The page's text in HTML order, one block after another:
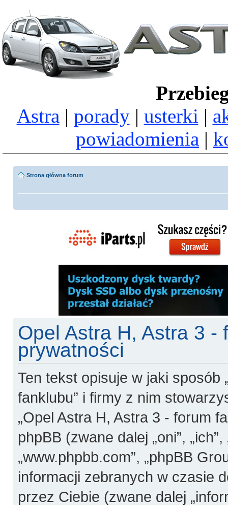
Astra | porady| usterki |
powiadomienia |
Strona główna forum
Opel Astra H, Astra 3 -
prywatności
Ten tekst opisuje w jaki sposób
fanklubu” i firmy z nim
„Opel Astra H, Astra 3 - forum
phpBB (zwane dalej „oni”,
„www.phpbb.com”, „phpBB
informacji zebranych w czasie
przez Ciebie (zwane dalej